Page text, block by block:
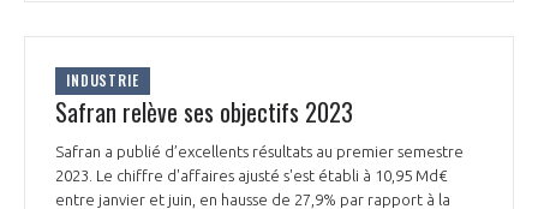
INDUSTRIE
Safran relève ses objectifs 2023
Safran a publié d’excellents résultats au premier semestre
2023. Le chiffre d'affaires ajusté s'est établi à 10,95 Md€
entre janvier et juin, en hausse de 27,9% par rapport à la